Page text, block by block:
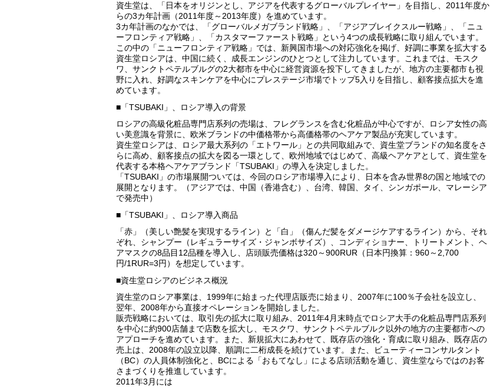
資生堂は、「日本をオリジンとし、アジアを代表するグローバルプレイヤー」を目指し、2011年度か
らの3カ年計画（2011年度～2013年度）を進めています。
3カ年計画のなかでは、「グローバルメガブランド戦略」、「アジアブレイクスルー戦略」、「ニュ
ーフロンティア戦略」、「カスタマーファースト戦略」という4つの成長戦略に取り組んでいます。
この中の「ニューフロンティア戦略」では、新興国市場への対応強化を掲げ、好調に事業を拡大する
資生堂ロシアは、中国に続く、成長エンジンのひとつとして注力しています。これまでは、モスク
ワ、サンクトペテルブルグの2大都市を中心に経営資源を投下してきましたが、地方の主要都市も視
野に入れ、好調なスキンケアを中心にプレステージ市場でトップ5入りを目指し、顧客接点拡大を進
めています。
■「TSUBAKI」、ロシア導入の背景
ロシアの高級化粧品専門店系列の売場は、フレグランスを含む化粧品が中心ですが、ロシア女性の高
い美意識を背景に、欧米ブランドの中価格帯から高価格帯のヘアケア製品が充実しています。
資生堂ロシアは、ロシア最大系列の「エトワール」との共同取組みで、資生堂ブランドの知名度をさ
らに高め、顧客接点の拡大を図る一環として、欧州地域ではじめて、高級ヘアケアとして、資生堂を
代表する本格ヘアケアブランド「TSUBAKI」の導入を決定しました。
「TSUBAKI」の市場展開ついては、今回のロシア市場導入により、日本を含み世界8の国と地域での
展開となります。（アジアでは、中国（香港含む）、台湾、韓国、タイ、シンガポール、マレーシア
で発売中）
■「TSUBAKI」、ロシア導入商品
「赤」（美しい艶髪を実現するライン）と「白」（傷んだ髪をダメージケアするライン）から、それ
ぞれ、シャンプー（レギュラーサイズ・ジャンボサイズ）、コンディショナー、トリートメント、ヘ
アマスクの8品目12品種を導入し、店頭販売価格は320～900RUR（日本円換算：960～2,700
円/1RUR=3円）を想定しています。
■資生堂ロシアのビジネス概況
資生堂のロシア事業は、1999年に始まった代理店販売に始まり、2007年に100％子会社を設立し、
翌年、2008年から直接オペレーションを開始しました。
販売戦略においては、取引先の拡大に取り組み、2011年4月末時点でロシア大手の化粧品専門店系列
を中心に約900店舗まで店数を拡大し、モスクワ、サンクトペテルブルク以外の地方の主要都市への
アプローチを進めています。また、新規拡大にあわせて、既存店の強化・育成に取り組み、既存店の
売上は、2008年の設立以降、順調に二桁成長を続けています。また、ビューティーコンサルタント
（BC）の人員体制強化と、BCによる「おもてなし」による店頭活動を通じ、資生堂ならではのお客
さまづくりを推進しています。
2011年3月には